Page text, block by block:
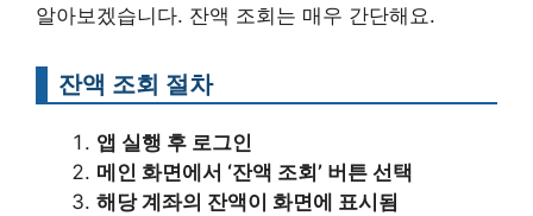
알아보겠습니다. 잔액 조회는 매우 간단해요.
잔액 조회 절차
앱 실행 후 로그인
메인 화면에서 ‘잔액 조회’ 버튼 선택
해당 계좌의 잔액이 화면에 표시됨